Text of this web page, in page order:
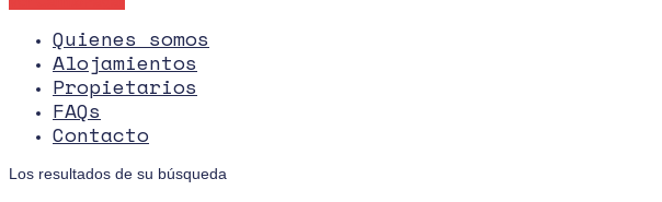
Quienes somos
Alojamientos
Propietarios
FAQs
Contacto
Los resultados de su búsqueda